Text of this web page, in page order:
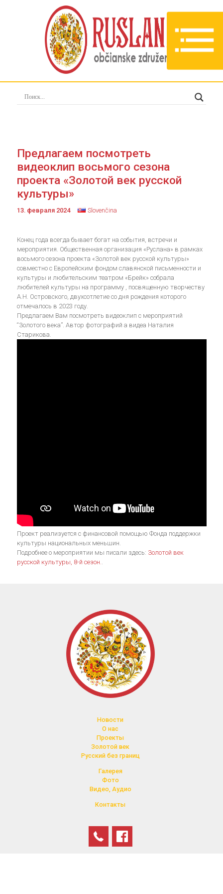
Предлагаем посмотреть
видеоклип восьмого сезона
проекта «Золотой век русской
культуры»
13. февраля 2024 Slovenčina
Конец года всегда бывает богат на события, встречи и
мероприятия. Общественная организация «Руслана» в рамках
восьмого сезона проекта «Золотой век русской культуры»
совместно с Европейским фондом славянской письменности и
культуры и любительским театром «Брейк» собрала
любителей культуры на программу , посвященную творчеству
А.Н. Островского, двухсотлетие со дня рождения которого
отмечалось в 2023 году.
Предлагаем Вам посмотреть видеоклип с мероприятий
“Золотого века”. Автор фотографий а видеа Наталия
Старикова.
Проект реализуется с финансовой помощью Фонда поддержки
культуры национальных меньшин.
Подробнее о мероприятии мы писали здесь: Золотой век
русской культуры, 8-й сезон..
Новости
О нас
Проекты
Золотой век
Русский без границ
Галерея
Фото
Видео, Аудио
Контакты